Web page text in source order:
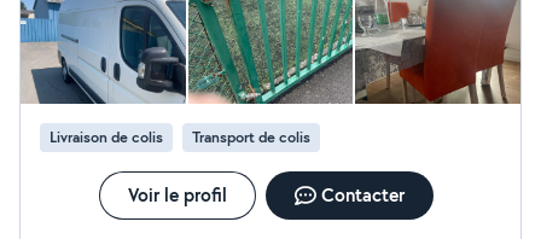
Livraison de colis Transport de colis
Voir le profil Contacter